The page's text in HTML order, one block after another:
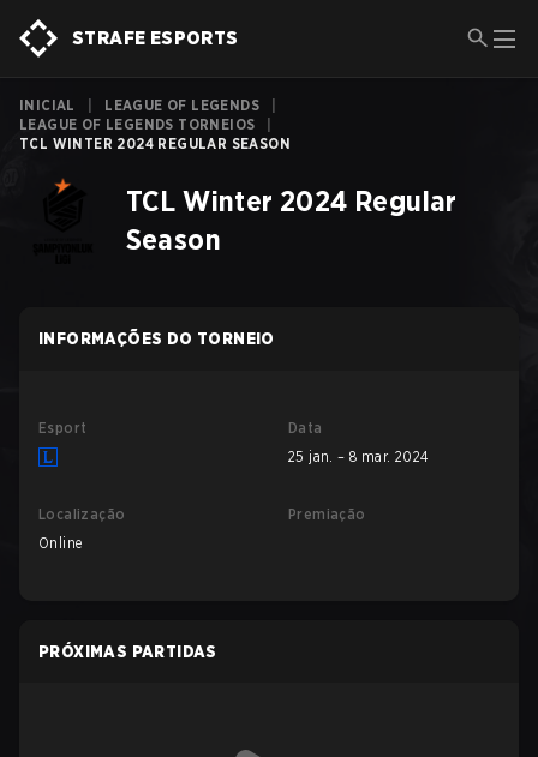
STRAFE ESPORTS
INICIAL LEAGUE OF LEGENDS
LEAGUE OF LEGENDS TORNEIOS
TCL WINTER 2024 REGULAR SEASON
TCL Winter 2024 Regular
Season
INFORMAÇÕES DO TORNEIO
Esport
Data
25 jan. – 8 mar. 2024
Localização
Online
Premiação
PRÓXIMAS PARTIDAS